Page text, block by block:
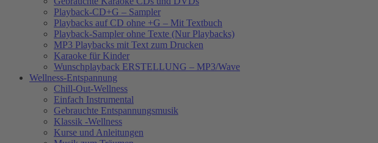
Playback-CD+G – Sampler
Playbacks auf CD ohne +G – Mit Textbuch
Playback-Sampler ohne Texte (Nur Playbacks)
MP3 Playbacks mit Text zum Drucken
Karaoke für Kinder
Wunschplayback ERSTELLUNG – MP3/Wave
Wellness-Entspannung
Chill-Out-Wellness
Einfach Instrumental
Gebrauchte Entspannungsmusik
Klassik -Wellness
Kurse und Anleitungen